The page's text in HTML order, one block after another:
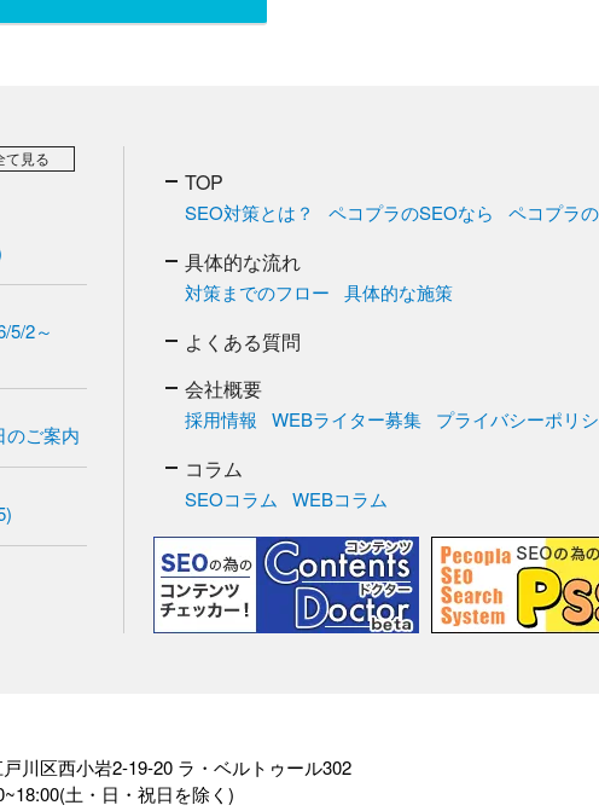
て見る
5/2～
のご案内
TOP
SEO対策とは？ ペコプラのSEOなら ペコプラ
具体的な流れ
対策までのフロー 具体的な施策
よくある質問
会社概要
採用情報 WEBライター募集 プライバシーポリ
コラム
SEOコラム WEBコラム
川区西小岩2-19-20 ラ・ベルトゥール302
土・日・祝日を除く)